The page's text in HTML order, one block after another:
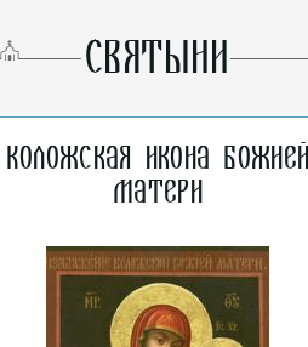
СВЯТЫНИ
Коложская икона
Матери